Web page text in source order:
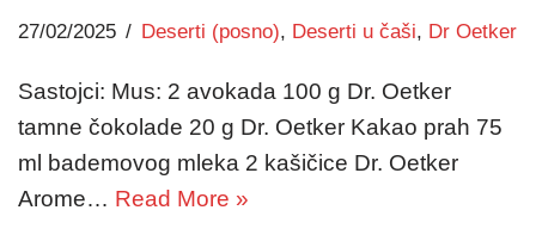
27/02/2025 Deserti (posno), Deserti u čaši, Dr Oetker
Sastojci: Mus: 2 avokada 100 g Dr. Oetker
tamne čokolade 20 g Dr. Oetker Kakao prah 75
ml bademovog mleka 2 kašičice Dr. Oetker
Arome… Read More »